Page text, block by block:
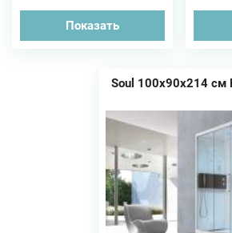
Показать
Soul 100х90х214 см